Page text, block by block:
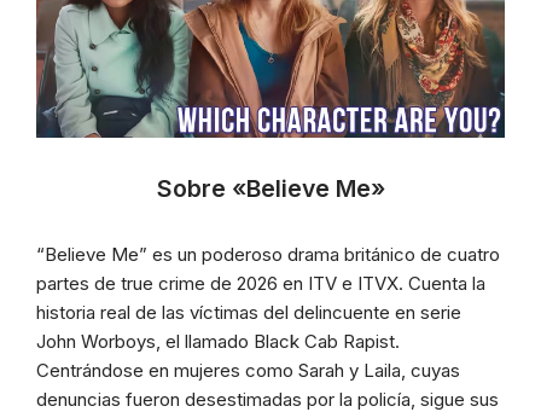
Sobre «Believe Me»
“Believe Me” es un poderoso drama británico de cuatro
partes de true crime de 2026 en ITV e ITVX. Cuenta la
historia real de las víctimas del delincuente en serie
John Worboys, el llamado Black Cab Rapist.
Centrándose en mujeres como Sarah y Laila, cuyas
denuncias fueron desestimadas por la policía, sigue sus